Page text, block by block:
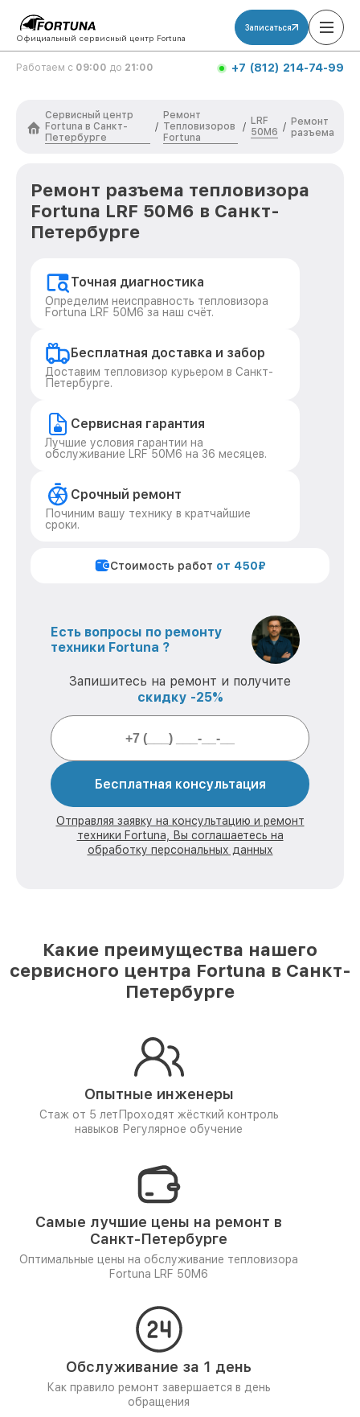
Официальный сервисный центр Fortuna
Записаться
Работаем с 09:00 до 21:00 +7 (812) 214-74-99
Сервисный центр
Fortuna в Санкт-
Петербурге
/
Ремонт
Тепловизоров
Fortuna
/
LRF
50M6 / Ремонт
разъема
Ремонт разъема тепловизора
Fortuna LRF 50M6 в Санкт-
Петербурге
Точная диагностика
Определим неисправность тепловизора
Fortuna LRF 50M6 за наш счёт.
Бесплатная доставка и забор
Доставим тепловизор курьером в Санкт-
Петербурге.
Сервисная гарантия
Лучшие условия гарантии на
обслуживание LRF 50M6 на 36 месяцев.
Срочный ремонт
Починим вашу технику в кратчайшие
сроки.
Стоимость работ от 450₽
Есть вопросы по ремонту
техники Fortuna ?
Запишитесь на ремонт и получите
скидку -25%
Бесплатная консультация
Отправляя заявку на консультацию и ремонт
техники Fortuna, Вы соглашаетесь на
обработку персональных данных
Какие преимущества нашего
сервисного центра Fortuna в Санкт-
Петербурге
Опытные инженеры
Стаж от 5 лет Проходят жёсткий контроль
навыков Регулярное обучение
Самые лучшие цены на ремонт в
Санкт-Петербурге
Оптимальные цены на обслуживание тепловизора
Fortuna LRF 50M6
Обслуживание за 1 день
Как правило ремонт завершается в день
обращения